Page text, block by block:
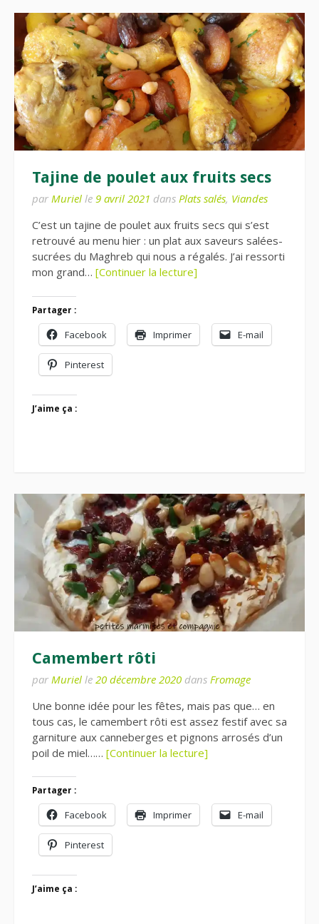
Tajine de poulet aux fruits secs
par Muriel le 9 avril 2021 dans Plats salés, Viandes
C’est un tajine de poulet aux fruits secs qui s’est
retrouvé au menu hier : un plat aux saveurs salées-
sucrées du Maghreb qui nous a régalés. J’ai ressorti
mon grand… [Continuer la lecture]
Partager :
Facebook Imprimer E-mail
Pinterest
J’aime ça :
Camembert rôti
par Muriel le 20 décembre 2020 dans Fromage
Une bonne idée pour les fêtes, mais pas que… en
tous cas, le camembert rôti est assez festif avec sa
garniture aux canneberges et pignons arrosés d’un
poil de miel…… [Continuer la lecture]
Partager :
Facebook Imprimer E-mail
Pinterest
J’aime ça :